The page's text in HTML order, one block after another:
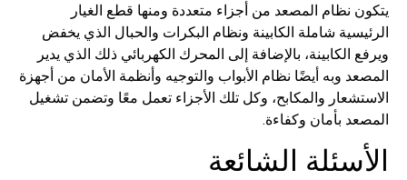
يتكون نظام المصعد من أجزاء متعددة ومنها قطع الغيار
الرئيسية شاملة الكابينة ونظام البكرات والحبال الذي يخفض
ويرفع الكابينة، بالإضافة إلى المحرك الكهربائي ذلك الذي يدير
المصعد وبه أيضًا نظام الأبواب والتوجيه وأنظمة الأمان من أجهزة
الاستشعار والمكابح، وكل تلك الأجزاء تعمل معًا وتضمن تشغيل
المصعد بأمان وكفاءة.
الأسئلة الشائعة